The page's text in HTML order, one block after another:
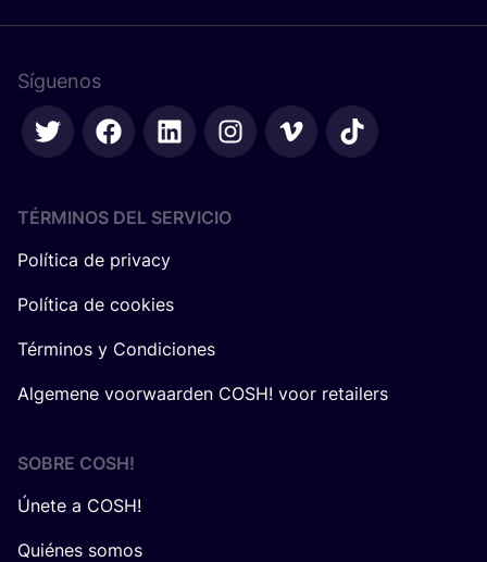
Síguenos
TÉRMINOS DEL SERVICIO
Política de privacy
Política de cookies
Términos y Condiciones
Algemene voorwaarden COSH! voor retailers
SOBRE COSH!
Únete a COSH!
Quiénes somos